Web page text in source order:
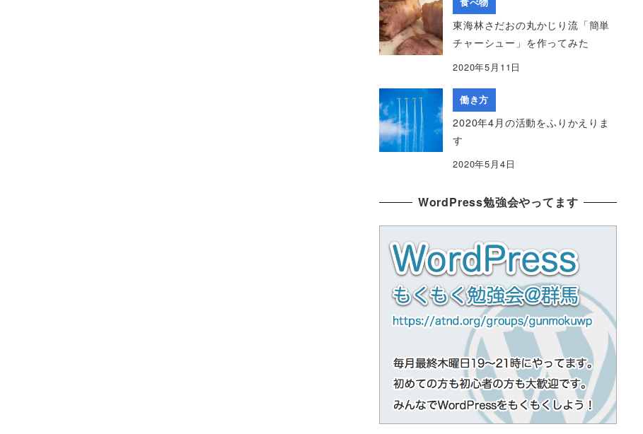
東海林さだおの丸かじり流「簡単
チャーシュー」を作ってみた
2020年5月11日
働き方
2020年4月の活動をふりかえりま
す
2020年5月4日
WordPress勉強会やってます